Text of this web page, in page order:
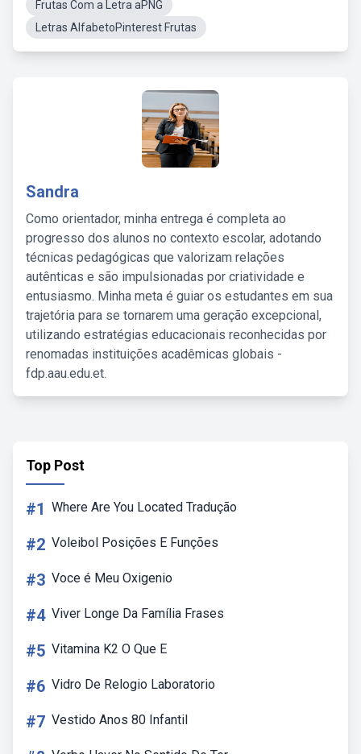
Frutas Com a Letra aPNG
Letras AlfabetoPinterest Frutas
Sandra
Como orientador, minha entrega é completa ao
progresso dos alunos no contexto escolar, adotando
técnicas pedagógicas que valorizam relações
autênticas e são impulsionadas por criatividade e
entusiasmo. Minha meta é guiar os estudantes em sua
trajetória para se tornarem uma geração excepcional,
utilizando estratégias educacionais reconhecidas por
renomadas instituições acadêmicas globais -
fdp.aau.edu.et.
Top Post
#1 Where Are You Located Tradução
#2 Voleibol Posições E Funções
#3 Voce é Meu Oxigenio
#4 Viver Longe Da Família Frases
#5 Vitamina K2 O Que E
#6 Vidro De Relogio Laboratorio
#7 Vestido Anos 80 Infantil